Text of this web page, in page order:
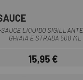
LIQUIDO
GHIAIA E STRADA 500 ML
Prezzo
15,95 €